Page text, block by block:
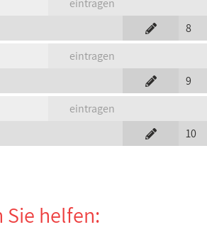
eintragen
8
eintragen
9
eintragen
10
Sie helfen: